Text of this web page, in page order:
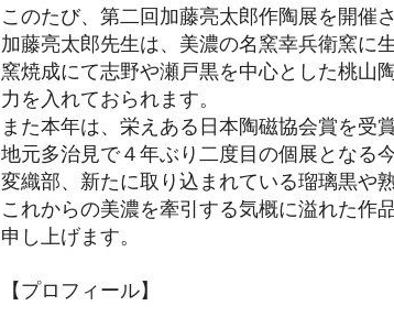
このたび、第二回加藤亮太郎作陶展を開催
加藤亮太郎先生は、美濃の名窯幸兵衛窯に
窯焼成にて志野や瀬戸黒を中心とした桃山
力を入れておられます。
また本年は、栄えある日本陶磁協会賞を受
地元多治見で４年ぶり二度目の個展となる
変織部、新たに取り込まれている瑠璃黒や
これからの美濃を牽引する気概に溢れた作
申し上げます。
【プロフィール】